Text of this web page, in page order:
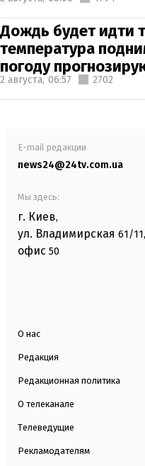
Дождь будет идти
температура
погоду
2 августа, 06:57 2702
E-mail редакции
news24@24tv.com.ua
Мы здесь:
г. Киев,
ул. Владимирская 61/11,
офис 50
О нас
Редакция
Редакционная политика
О телеканале
Телеведущие
Рекламодателям